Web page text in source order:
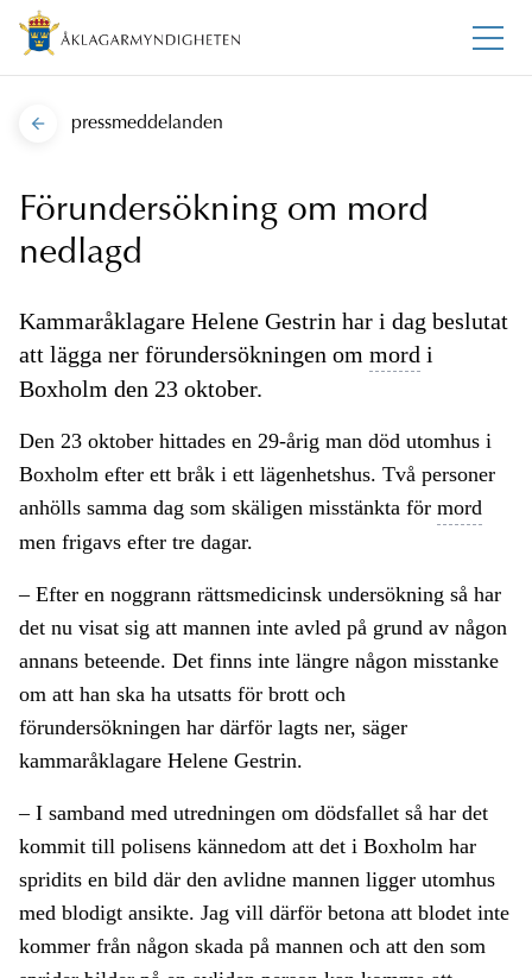
pressmeddelanden
Förundersökning om mord
nedlagd
Kammaråklagare Helene Gestrin har i dag beslutat
att lägga ner förundersökningen om mord i
Boxholm den 23 oktober.
Den 23 oktober hittades en 29-årig man död utomhus i
Boxholm efter ett bråk i ett lägenhetshus. Två personer
anhölls samma dag som skäligen misstänkta för mord
men frigavs efter tre dagar.
– Efter en noggrann rättsmedicinsk undersökning så har
det nu visat sig att mannen inte avled på grund av någon
annans beteende. Det finns inte längre någon misstanke
om att han ska ha utsatts för brott och
förundersökningen har därför lagts ner, säger
kammaråklagare Helene Gestrin.
– I samband med utredningen om dödsfallet så har det
kommit till polisens kännedom att det i Boxholm har
spridits en bild där den avlidne mannen ligger utomhus
med blodigt ansikte. Jag vill därför betona att blodet inte
kommer från någon skada på mannen och att den som